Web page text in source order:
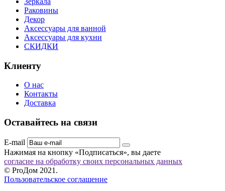
Раковины
Декор
Аксессуары для ванной
Аксессуары для кухни
СКИДКИ
Клиенту
О нас
Контакты
Доставка
Оставайтесь на связи
E-mail
Нажимая на кнопку «Подписаться», вы даете
согласие на обработку своих персональных данных
© ProДом 2021.
Пользовательское соглашение